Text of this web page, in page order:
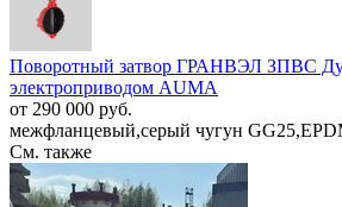
Поворотный затвор ГРАНВЭЛ ЗПВС
электроприводом AUMA
от 290 000 руб.
межфланцевый,серый чугун
См. также